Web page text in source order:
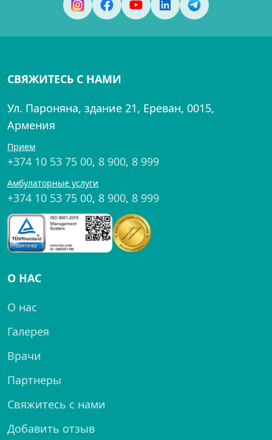
СВЯЖИТЕСЬ С НАМИ
Ул. Пароняна, здание 21, Ереван, 0015,
Армения
Прием
+374 10 53 75 00, 8 900, 8 999
Амбулаторные услуги
+374 10 53 75 00, 8 900, 8 999
О НАС
О нас
Галерея
Врачи
Партнеры
Свяжитесь с нами
Добавить отзыв